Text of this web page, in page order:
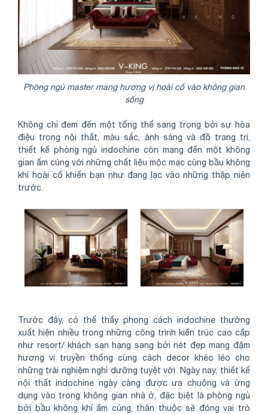
Phòng ngủ master mang hương vị hoài cổ vào không gian
sống
Không chỉ đem đến một tổng thể sang trọng bởi sự hòa
điệu trong nội thất, màu sắc, ánh sáng và đồ trang trí,
thiết kế phòng ngủ indochine còn mang đến một không
gian ấm cúng với những chất liệu mộc mạc cùng bầu không
khí hoài cổ khiến bạn như đang lạc vào những thập niên
trước.
Trước đây, có thể thấy phong cách indochine thường
xuất hiện nhiều trong những công trình kiến trúc cao cấp
như resort/ khách sạn hạng sang bởi nét đẹp mang đậm
hương vị truyền thống cùng cách decor khéo léo cho
những trải nghiệm nghỉ dưỡng tuyệt vời. Ngày nay, thiết kế
nội thất indochine ngày càng được ưa chuộng và ứng
dụng vào trong không gian nhà ở, đặc biệt là phòng ngủ
bởi bầu không khí ấm cúng, thân thuộc sẽ đóng vai trò